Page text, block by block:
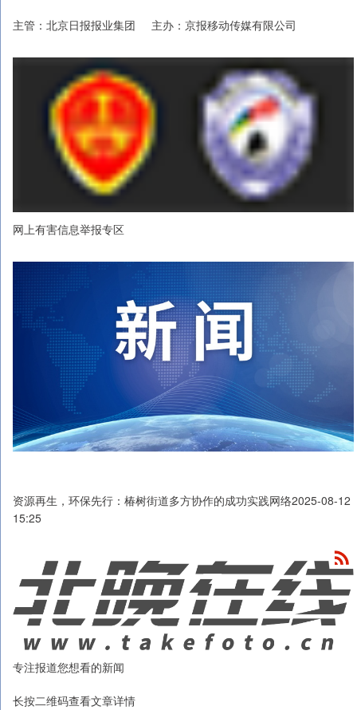
主管：北京日报报业集团 主办：京报移动传媒有限公司
网上有害信息举报专区
资源再生，环保先行：椿树街道多方协作的成功实践网络2025-08-12
15:25
专注报道您想看的新闻
长按二维码查看文章详情